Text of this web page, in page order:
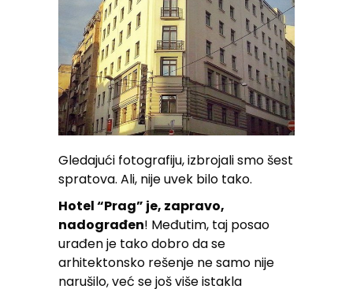
Gledajući fotografiju, izbrojali smo šest
spratova. Ali, nije uvek bilo tako.
Hotel “Prag” je, zapravo,
nadograđen! Međutim, taj posao
urađen je tako dobro da se
arhitektonsko rešenje ne samo nije
narušilo, već se još više istakla